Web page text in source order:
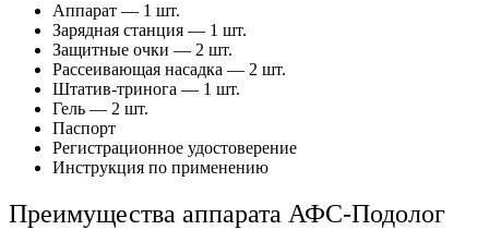
Аппарат — 1 шт.
Зарядная станция — 1 шт.
Защитные очки — 2 шт.
Рассеивающая насадка — 2 шт.
Штатив-тринога — 1 шт.
Гель — 2 шт.
Паспорт
Регистрационное удостоверение
Инструкция по применению
Преимущества аппарата АФС-Подолог